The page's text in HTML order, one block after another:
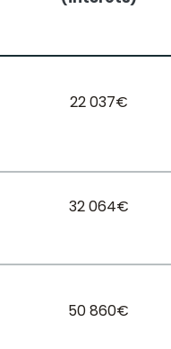
22 037€
32 064€
50 860€